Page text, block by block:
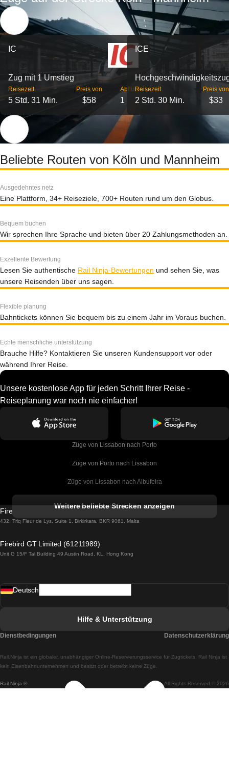
IC
Zug mit 1 Umstieg
Reisezeit
5 Std. 31 Min.
Preis von
$58
Abflüge
1
ICE
Reisezeit
2 Std. 30 Min.
Preis von
$33
Beliebte Routen von Köln und Mannheim
Ausgedehntes netz
Eine Plattform, 34+ Reiseziele, 700+ Routen rund um den Globus.
Bequem buchen
Wir sprechen Ihre Sprache und bieten über 20 Zahlungsmethoden an.
Exzellente Bewertung
Lesen Sie authentische Rail Ninja-Bewertungen und sehen Sie, was
unsere Reisenden über uns sagen.
Flexible planung
Bahntickets können Sie bequem bis zu einem Jahr im Voraus buchen.
Echte menschliche unterstützung
Brauche Hilfe? Kontaktieren Sie unseren Kundensupport vor oder
während Ihrer Reise.
Unsere kostenlose App für jeden Schritt Ihrer Reise -
Reiseplanung war noch nie einfacher!
Züge von Lissabon nach Porto
Züge von Porto nach Lissabon
Züge von Lissabon nach Albufeira
Züge von Lissabon nach Lagos
Züge von Lissabon nach Madrid
Züge von Lissabon nach Braga
Züge von Braga nach Lissabon
Weitere beliebte Strecken anzeigen
Firebird GT Limited (OC 1451)
432, Triq Fleur de Lys, Suite 1, Birkirkara, BKR 9061, Malta
Firebird GT Limited (61211989)
Unit G 15/F Tal Building 49 Austin Road, KL, Hong Kong
Rail Ninja ® All Rights Reserved © 2026
Rail.Ninja ist ein globaler, unabhängiger Online-Reservierungsservice für Zugtickets. Rail Ninja ist
kein Eisenbahnunternehmen und besitzt oder betreibt keine Züge.
Deutsch
Hilfe & Unterstützung
Dienstbedingungen Datenschutzerklärung